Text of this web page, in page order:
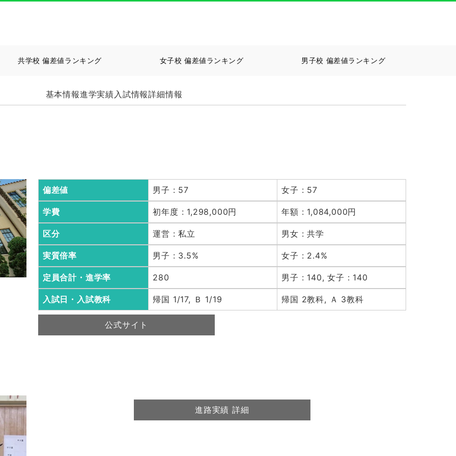
共学校 偏差値ランキング 女子校 偏差値ランキング 男子校 偏差値ランキング
基本情報進学実績入試情報詳細情報
偏差値 男子 : 57 女子 : 57
学費 初年度 : 1,298,000円 年額 : 1,084,000円
区分 運営 : 私立 男女 : 共学
実質倍率 男子 : 3.5% 女子 : 2.4%
定員合計・進学率 280 男子 : 140, 女子 : 140
入試日・入試教科 帰国 1/17, Ｂ 1/19 帰国 2教科, Ａ 3教科
公式サイト
進路実績 詳細